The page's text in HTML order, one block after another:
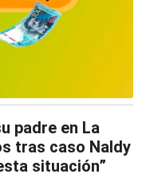
padre en La
tras caso Naldy
situación”